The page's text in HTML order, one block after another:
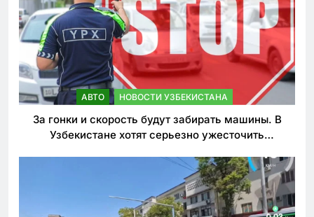
АВТО НОВОСТИ УЗБЕКИСТАНА
За гонки и скорость будут забирать машины. В
Узбекистане хотят серьезно ужесточить